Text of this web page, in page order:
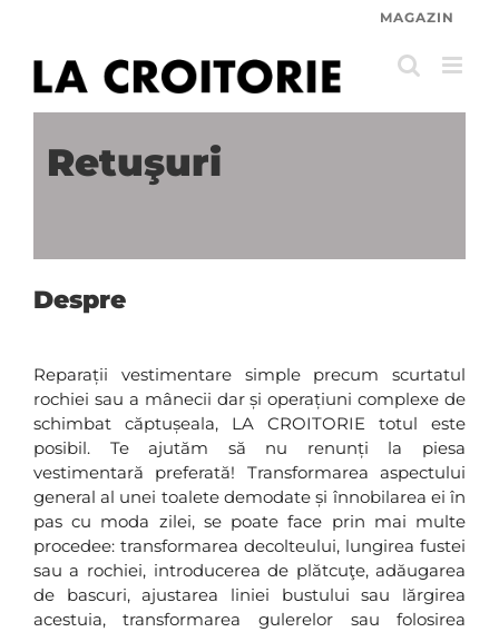
content
MAGAZIN
Retuşuri
Despre
Reparații vestimentare simple precum scurtatul
rochiei sau a mânecii dar și operațiuni complexe de
schimbat căptușeala, LA CROITORIE totul este
posibil. Te ajutăm să nu renunți la piesa
vestimentară preferată! Transformarea aspectului
general al unei toalete demodate și înnobilarea ei în
pas cu moda zilei, se poate face prin mai multe
procedee: transformarea decolteului, lungirea fustei
sau a rochiei, introducerea de plătcuţe, adăugarea
de bascuri, ajustarea liniei bustului sau lărgirea
acestuia, transformarea gulerelor sau folosirea